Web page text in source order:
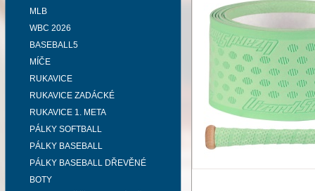
MLB
WBC 2026
BASEBALL5
MÍČE
RUKAVICE
RUKAVICE ZADÁCKÉ
RUKAVICE 1. META
PÁLKY SOFTBALL
PÁLKY BASEBALL
PÁLKY BASEBALL DŘEVĚNÉ
BOTY